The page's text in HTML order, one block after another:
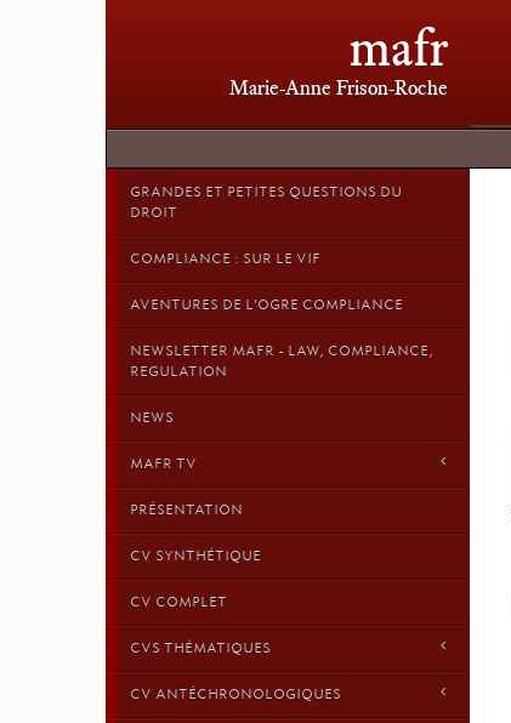
mafr
Marie-Anne Frison-Roche
GRANDES ET PETITES QUESTIONS DU
DROIT
COMPLIANCE : SUR LE VIF
AVENTURES DE L'OGRE COMPLIANCE
NEWSLETTER MAFR - LAW, COMPLIANCE,
REGULATION
NEWS
MAFR TV
PRÉSENTATION
CV SYNTHÉTIQUE
CV COMPLET
CVS THÉMATIQUES
CV ANTÉCHRONOLOGIQUES